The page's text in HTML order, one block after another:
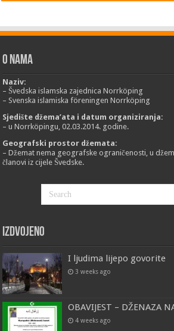
O nama
Naziv:
– Švedska islamska zajednica Norrköping
– Svenska islamiska föreningen Norrköping
Sjedište džema’ata i datum organiziranja:
– u Norrköpingu, 02.03.2014. godine.
Geografski prostor džemata:
– Džemat nema geografske ograničenosti, u
članovi iz cijele Švedske.
Izdvojeno
I ljudima lijepo govorite
3 weeks ago
OBAVIJEST – DŽENAZA
4 weeks ago